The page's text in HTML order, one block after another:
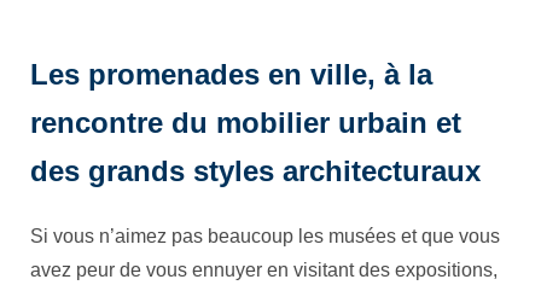
Les promenades en ville, à la
rencontre du mobilier urbain et
des grands styles architecturaux
Si vous n’aimez pas beaucoup les musées et que vous
avez peur de vous ennuyer en visitant des expositions,